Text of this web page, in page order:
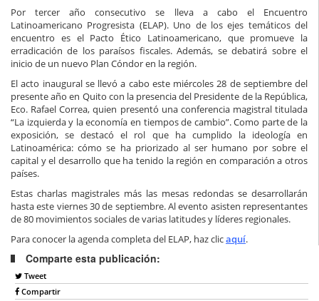
Por tercer año consecutivo se lleva a cabo el Encuentro
Latinoamericano Progresista (ELAP). Uno de los ejes temáticos del
encuentro es el Pacto Ético Latinoamericano, que promueve la
erradicación de los paraísos fiscales. Además, se debatirá sobre el
inicio de un nuevo Plan Cóndor en la región.
El acto inaugural se llevó a cabo este miércoles 28 de septiembre del
presente año en Quito con la presencia del Presidente de la República,
Eco. Rafael Correa, quien presentó una conferencia magistral titulada
“La izquierda y la economía en tiempos de cambio”. Como parte de la
exposición, se destacó el rol que ha cumplido la ideología en
Latinoamérica: cómo se ha priorizado al ser humano por sobre el
capital y el desarrollo que ha tenido la región en comparación a otros
países.
Estas charlas magistrales más las mesas redondas se desarrollarán
hasta este viernes 30 de septiembre. Al evento asisten representantes
de 80 movimientos sociales de varias latitudes y líderes regionales.
Para conocer la agenda completa del ELAP, haz clicaquí.
Comparte esta publicación:
Tweet
Compartir